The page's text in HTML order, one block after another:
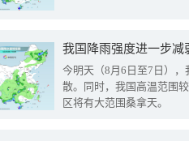
今明天（8月6日至7日）
散。同时，我国高温范围
区将有大范围桑拿天。